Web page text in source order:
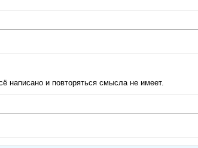
написано и повторяться смысла не имеет.